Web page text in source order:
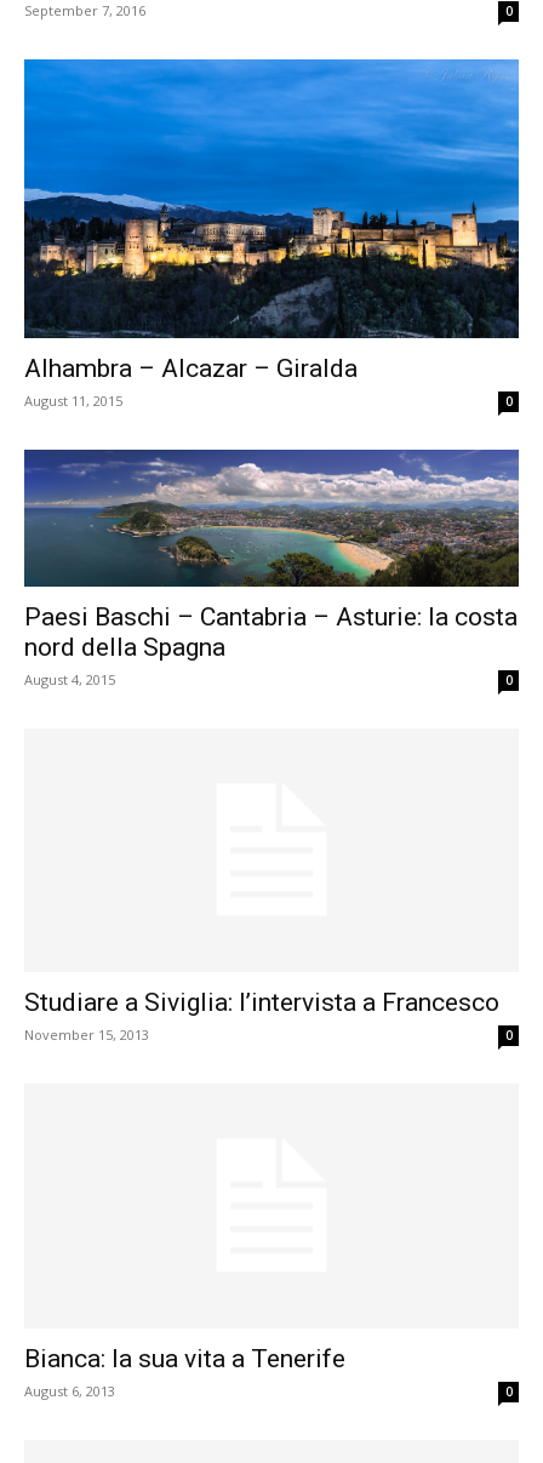
September 7, 2016 0
Alhambra – Alcazar – Giralda
August 11, 2015 0
Paesi Baschi – Cantabria – Asturie: la costa
nord della Spagna
August 4, 2015 0
Studiare a Siviglia: l’intervista a Francesco
November 15, 2013 0
Bianca: la sua vita a Tenerife
August 6, 2013 0